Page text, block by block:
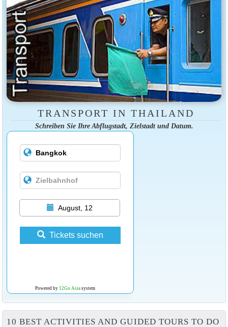
TRANSPORT IN THAILAND
Schreiben Sie Ihre Abflugstadt, Zielstadt und Datum.
August, 12
Tickets suchen
Powered by 12Go Asiasystem
10 BEST ACTIVITIES AND GUIDED TOURS TO DO